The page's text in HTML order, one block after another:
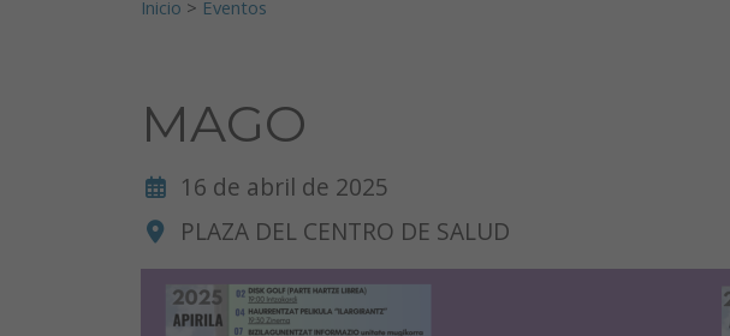
Inicio > Eventos
MAGO
16 de abril de 2025
PLAZA DEL CENTRO DE SALUD